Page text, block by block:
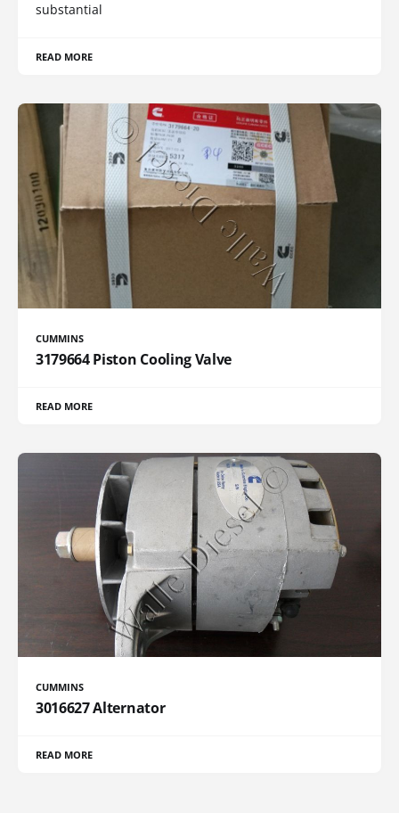
substantial
READ MORE
CUMMINS
3179664 Piston Cooling Valve
READ MORE
CUMMINS
3016627 Alternator
READ MORE